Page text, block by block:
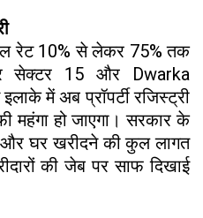
रेट 10% से लेकर 75% तक
सेक्टर 15 और Dwarka
में अब प्रॉपर्टी रजिस्ट्री
महंगा हो जाएगा। सरकार के
घर खरीदने की कुल लागत
की जेब पर साफ दिखाई